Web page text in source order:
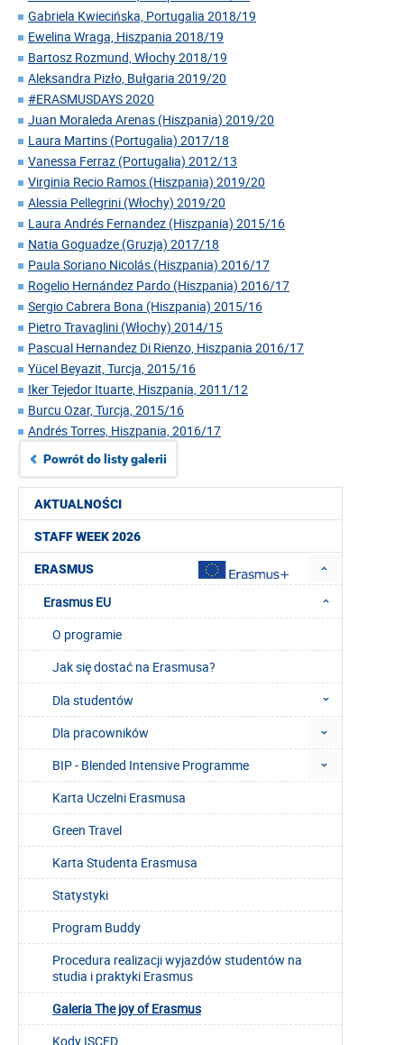
AKTUALNOŚCI
STAFF WEEK 2026
ERASMUS
Erasmus EU
O programie
Jak się dostać na Erasmusa?
Dla studentów
Dla pracowników
BIP - Blended Intensive Programme
Karta Uczelni Erasmusa
Green Travel
Karta Studenta Erasmusa
Statystyki
Program Buddy
Procedura realizacji wyjazdów studentów na
studia i praktyki Erasmus
Galeria The joy of Erasmus
Kody ISCED
Gabriela Kwiecińska, Portugalia 2018/19
Ewelina Wraga, Hiszpania 2018/19
Bartosz Rozmund, Włochy 2018/19
Aleksandra Pizło, Bułgaria 2019/20
#ERASMUSDAYS 2020
Juan Moraleda Arenas (Hiszpania) 2019/20
Laura Martins (Portugalia) 2017/18
Vanessa Ferraz (Portugalia) 2012/13
Virginia Recio Ramos (Hiszpania) 2019/20
Alessia Pellegrini (Włochy) 2019/20
Laura Andrés Fernandez (Hiszpania) 2015/16
Natia Goguadze (Gruzja) 2017/18
Paula Soriano Nicolás (Hiszpania) 2016/17
Rogelio Hernández Pardo (Hiszpania) 2016/17
Sergio Cabrera Bona (Hiszpania) 2015/16
Pietro Travaglini (Włochy) 2014/15
Pascual Hernandez Di Rienzo, Hiszpania 2016/17
Yücel Beyazit, Turcja, 2015/16
Iker Tejedor Ituarte, Hiszpania, 2011/12
Burcu Ozar, Turcja, 2015/16
Andrés Torres, Hiszpania, 2016/17
Powrót do listy galerii